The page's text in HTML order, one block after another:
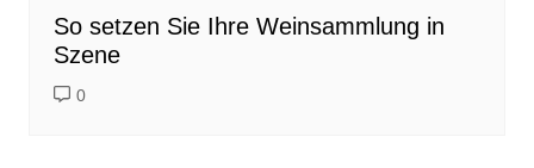
So setzen Sie Ihre Weinsammlung in
Szene
0